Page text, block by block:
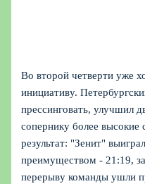
Во второй четверти уже
инициативу.
прессинговать, улучшил
сопернику более высокие
результат: "Зенит"
преимуществом - 21:19,
перерыву команды ушли